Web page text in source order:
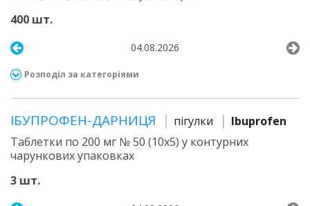
400 шт.
04.08.2026
Розподіл за категоріями
ІБУПРОФЕН-ДАРНИЦЯ пігулки
Ibuprofen
Таблетки по 200 мг № 50 (10х5) у контурних
чарункових упаковках
3 шт.